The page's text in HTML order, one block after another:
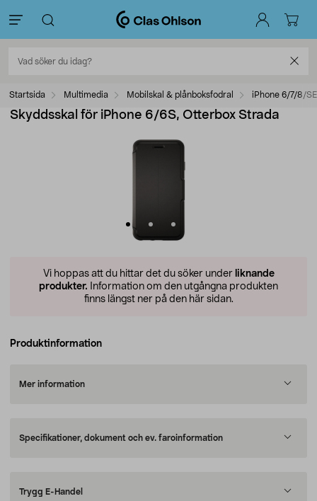
Startsida Multimedia Mobilskal & plånboksfodral iPhone 6/7/8/
Skyddsskal för iPhone 6/6S, Otterbox Strada
Vi hoppas att du hittar det du söker under liknande
produkter. Information om den utgångna produkten
finns längst ner på den här sidan.
Produktinformation
Mer information
Specifikationer, dokument och ev. faroinformation
Trygg E-Handel